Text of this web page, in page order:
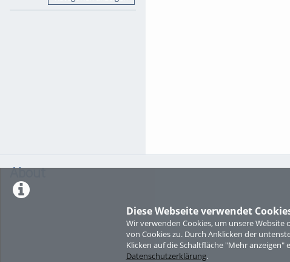
Diese Webseite verwendet
Wir verwenden Cookies, um unsere
von Cookies zu. Durch Anklicken der
Klicken auf die Schaltfläche "Mehr
Datenschutzerklärung.
About